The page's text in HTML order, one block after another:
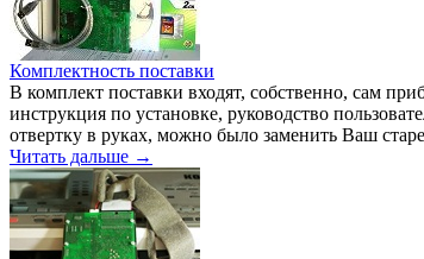
Комплектность поставки
В комплект поставки входят, собственно, сам
инструкция по установке, руководство
отвертку в руках, можно было заменить Ваш
Читать дальше →